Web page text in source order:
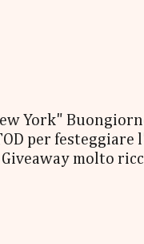
York"
per
molto
- un